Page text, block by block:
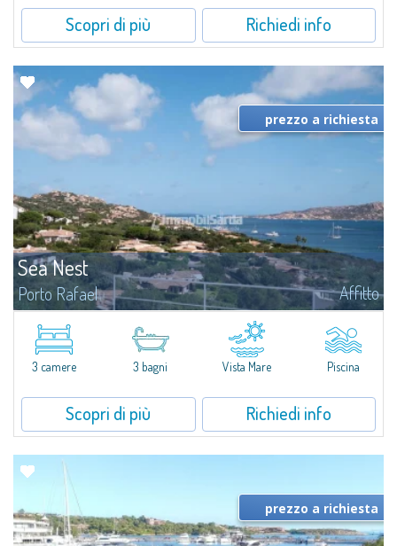
Scopri di più Richiedi info
Sea Nest
Porto Rafael Affitto
​Nuova acquisizione: splendida villa con 3 camere da letto e 3 bagni,
arricchita da una piscina privata. Spazi luminosi e ben distribuiti, ideali per
vivere il fascino e la tranquillità di Porto Rafael in un...
prezzo a richiesta
3 camere 3 bagni Vista Mare Piscina
Scopri di più Richiedi info
prezzo a richiesta